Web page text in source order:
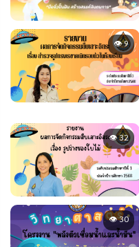
👁 9
👁 32
👁 30